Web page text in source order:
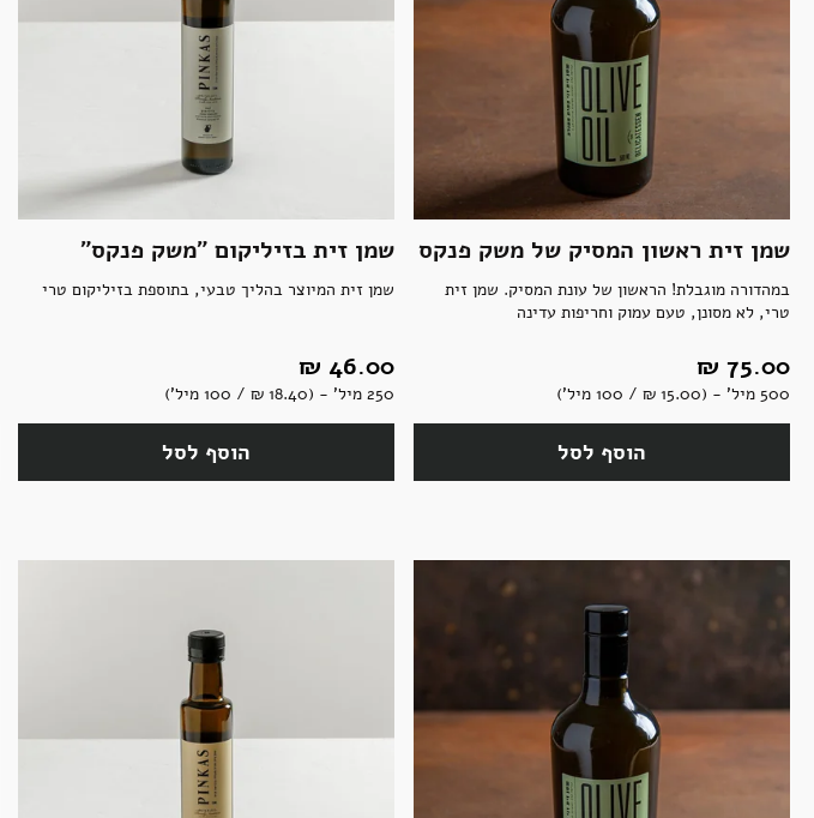
שמן זית ראשון המסיק של משק פנקס
במהדורה מוגבלת! הראשון של עונת המסיק. שמן זית
טרי, לא מסונן, טעם עמוק וחריפות עדינה
75.00 ‏₪
500 מיל' - (15.00 ‏₪ / 100 מיל')
הוסף לסל
שמן זית בזיליקום "משק פנקס"
שמן זית המיוצר בהליך טבעי, בתוספת בזיליקום טרי
46.00 ‏₪
250 מיל' - (18.40 ‏₪ / 100 מיל')
הוסף לסל
משקאות לשולחן החג
Grab & Go
ארוחות שלמות
מגשי אירוח גבינות, סלמון ונקניקים
מגשי אירוח מתוקים
להשלמת האירוח
נקניקים, פסטרמות ומעושנים
פיצוחים, נשנושים ופירות יבשים
תבלינים
ממרחים מתוקים, שוקולד וממתקים
קפה ותה
קוקטליים, בירה וסיידר
אלכוהול ותזקיקים
צנצנות וקופסאות
חדר רחצה
טקסטיל
סלים ותיקים
אקססוריז